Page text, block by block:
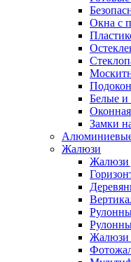
Окна с
Белые и
Замки
Жалюзи
Жалюзи
Жалюзи